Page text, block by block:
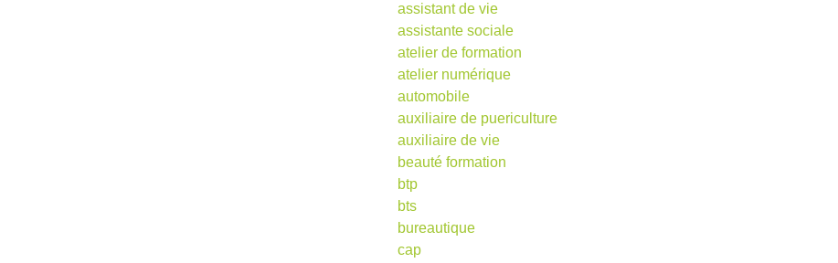
assistant de vie
assistante sociale
atelier de formation
atelier numérique
automobile
auxiliaire de puericulture
auxiliaire de vie
beauté formation
btp
bts
bureautique
cap